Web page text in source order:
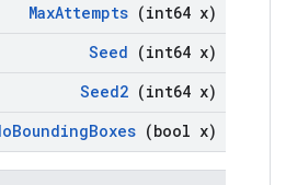
MaxAttempts (int64 x)
Seed (int64 x)
Seed2 (int64 x)
BoundingBoxes (bool x)